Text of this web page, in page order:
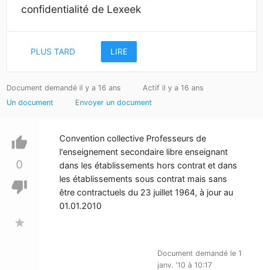
confidentialité de Lexeek
PLUS TARD LIRE
Document demandé il y a 16 ans
Actif il y a 16 ans
Un document
Envoyer un document
thumb_up
0
thumb_down
star
Convention collective Professeurs de
l'enseignement secondaire libre enseignant
dans les établissements hors contrat et dans
les établissements sous contrat mais sans
être contractuels du 23 juillet 1964, à jour au
01.01.2010
Document demandé le 1
janv. '10 à 10:17